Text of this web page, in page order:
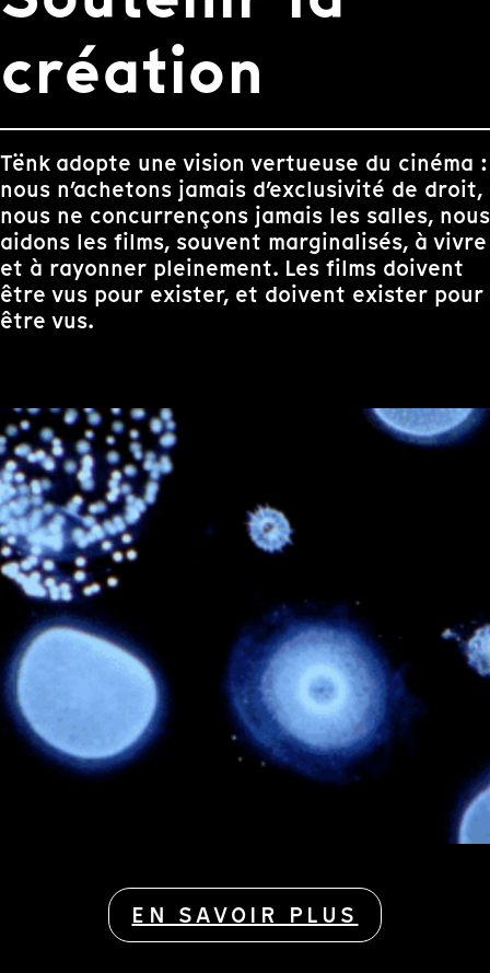
création
Tënk adopte une vision vertueuse du cinéma :
nous n’achetons jamais d’exclusivité de droit,
nous ne concurrençons jamais les salles, nous
aidons les films, souvent marginalisés, à vivre
et à rayonner pleinement. Les films doivent
être vus pour exister, et doivent exister pour
être vus.
EN SAVOIR PLUS